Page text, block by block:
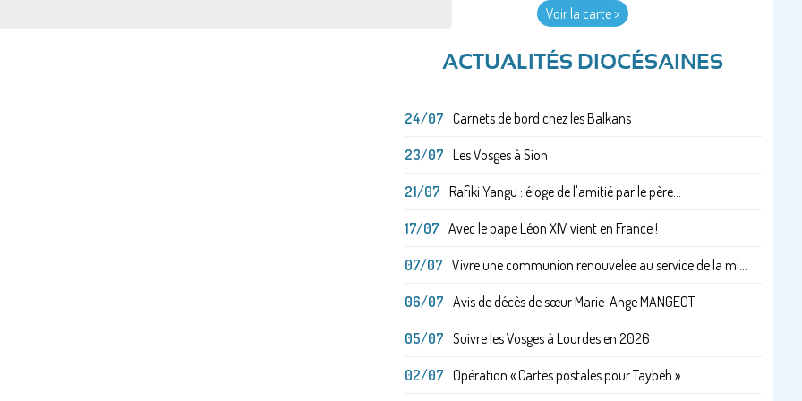
Voir la carte >
ACTUALITÉS DIOCÉSAINES
24/07 Carnets de bord chez les Balkans
23/07 Les Vosges à Sion
21/07 Rafiki Yangu : éloge de l'amitié par le père...
17/07 Avec le pape Léon XIV vient en France !
07/07 Vivre une communion renouvelée au service de la mi...
06/07 Avis de décès de sœur Marie-Ange MANGEOT
05/07 Suivre les Vosges à Lourdes en 2026
02/07 Opération « Cartes postales pour Taybeh »